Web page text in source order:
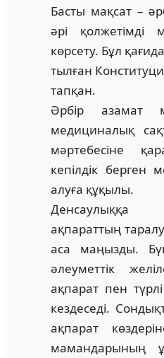
Басты мақсат –
әрі қол­жетімді
көрсету. Бұл
тылған
тапқан.
Әрбір азамат
медици­на­лық
мәртебесіне
кепілдік берген
алуға құқылы.
Денсаулыққа
ақпараттың
аса маңызды.
әлеуметтік
ақпарат пен
кездеседі.
ақпарат
мамандарының